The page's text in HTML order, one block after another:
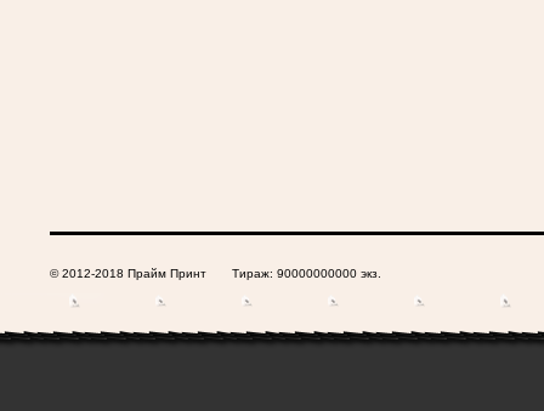
© 2012-2018 Прайм Принт Тираж: 90000000000 экз.